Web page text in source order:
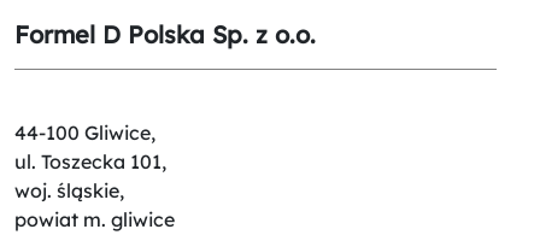
Formel D Polska Sp. z o.o.
44-100 Gliwice,
ul. Toszecka 101,
woj. śląskie,
powiat m. gliwice